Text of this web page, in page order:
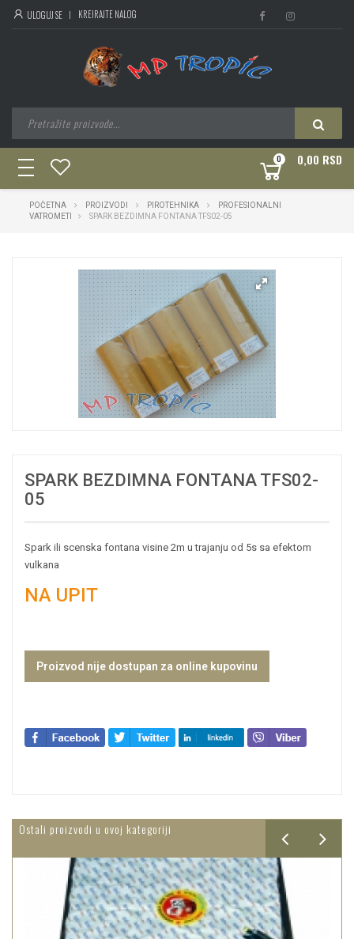
ULOGUJ SE KREIRAJTE NALOG
toggle
navigation
0 0,00 RSD
POČETNA PROIZVODI PIROTEHNIKA
PROFESIONALNI
VATROMETI
SPARK BEZDIMNA FONTANA TFS02-05
SPARK BEZDIMNA FONTANA TFS02-
05
Spark ili scenska fontana visine 2m u trajanju od 5s sa efektom
vulkana
NA UPIT
Proizvod nije dostupan za online kupovinu
Ostali proizvodi u ovoj kategoriji